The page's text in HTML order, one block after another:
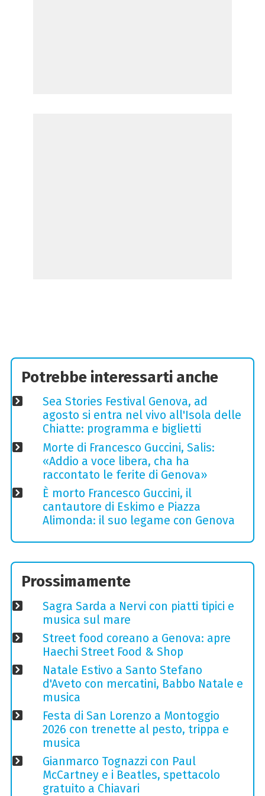
Potrebbe interessarti anche
Sea Stories Festival Genova, ad
agosto si entra nel vivo all'Isola delle
Chiatte: programma e biglietti
Morte di Francesco Guccini, Salis:
«Addio a voce libera, cha ha
raccontato le ferite di Genova»
È morto Francesco Guccini, il
cantautore di Eskimo e Piazza
Alimonda: il suo legame con Genova
Prossimamente
Sagra Sarda a Nervi con piatti tipici e
musica sul mare
Street food coreano a Genova: apre
Haechi Street Food & Shop
Natale Estivo a Santo Stefano
d'Aveto con mercatini, Babbo Natale e
musica
Festa di San Lorenzo a Montoggio
2026 con trenette al pesto, trippa e
musica
Gianmarco Tognazzi con Paul
McCartney e i Beatles, spettacolo
gratuito a Chiavari